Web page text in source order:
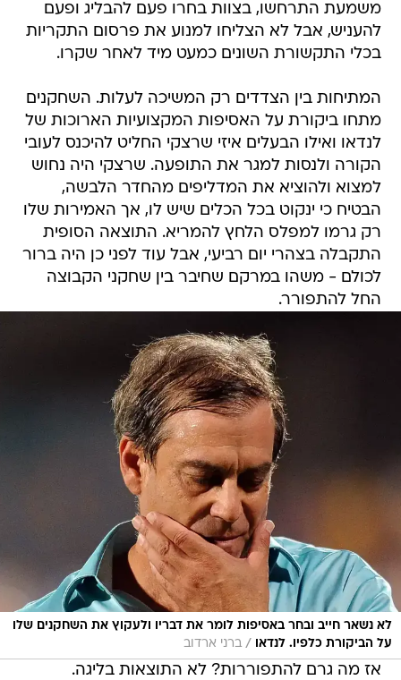
משמעת התרחשו, בצוות בחרו פעם להבליג ופעם
להעניש, אבל לא הצליחו למנוע את פרסום התקריות
בכלי התקשורת השונים כמעט מיד לאחר שקרו.
המתיחות בין הצדדים רק המשיכה לעלות. השחקנים
מתחו ביקורת על האסיפות המקצועיות הארוכות של
לנדאו ואילו הבעלים איזי שרצקי החליט להיכנס לעובי
הקורה ולנסות למגר את התופעה. שרצקי היה נחוש
למצוא ולהוציא את המדליפים מהחדר הלבשה,
הבטיח כי ינקוט בכל הכלים שיש לו, אך האמירות שלו
רק גרמו למפלס הלחץ להמריא. התוצאה הסופית
התקבלה בצהרי יום רביעי, אבל עוד לפני כן היה ברור
לכולם - משהו במרקם שחיבר בין שחקני הקבוצה
החל להתפורר.
לא נשאר חייב ובחר באסיפות לומר את דבריו ולעקוץ את השחקנים שלו
על הביקורת כלפיו. לנדאו
/ ברני ארדוב
אז מה גרם להתפוררות? לא התוצאות בליגה.